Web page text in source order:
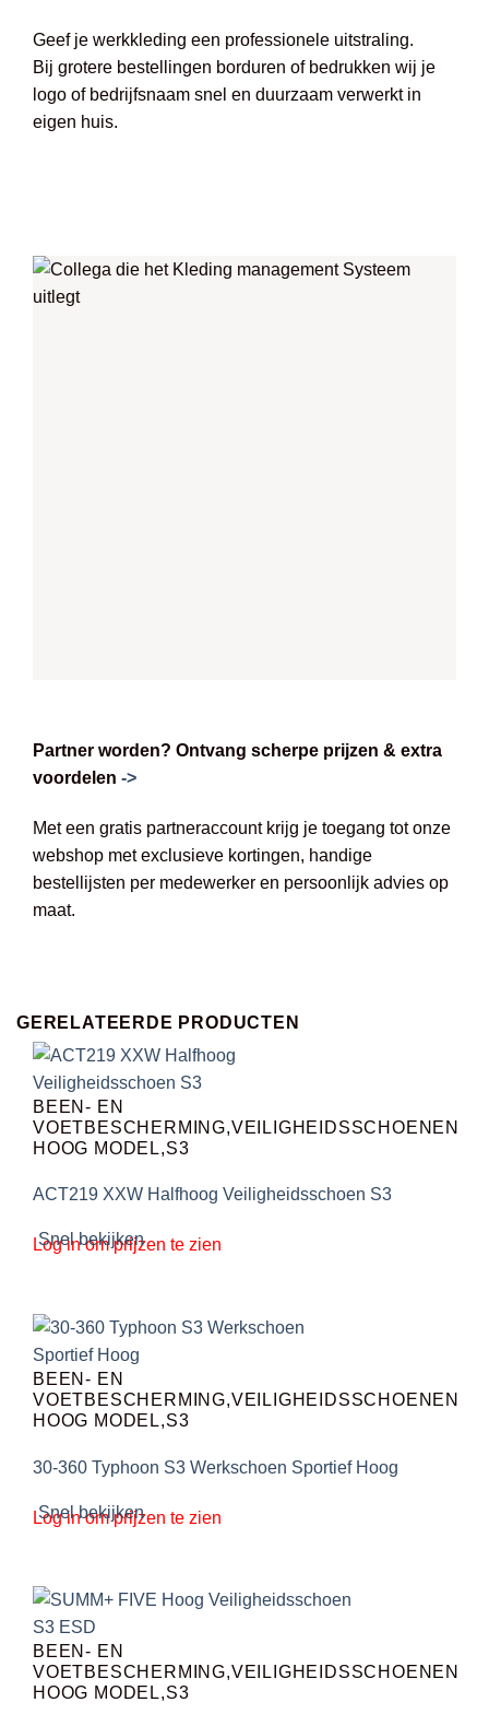
Geef je werkkleding een professionele uitstraling.
Bij grotere bestellingen borduren of bedrukken wij je
logo of bedrijfsnaam snel en duurzaam verwerkt in
eigen huis.
Partner worden? Ontvang scherpe prijzen & extra
voordelen ->
Met een gratis partneraccount krijg je toegang tot onze
webshop met exclusieve kortingen, handige
bestellijsten per medewerker en persoonlijk advies op
maat.
GERELATEERDE PRODUCTEN
Snel bekijken
BEEN- EN
VOETBESCHERMING,VEILIGHEIDSSCHOENEN
HOOG MODEL,S3
ACT219 XXW Halfhoog Veiligheidsschoen S3
Log in om prijzen te zien
Snel bekijken
BEEN- EN
VOETBESCHERMING,VEILIGHEIDSSCHOENEN
HOOG MODEL,S3
30-360 Typhoon S3 Werkschoen Sportief Hoog
Log in om prijzen te zien
BEEN- EN
VOETBESCHERMING,VEILIGHEIDSSCHOENEN
HOOG MODEL,S3